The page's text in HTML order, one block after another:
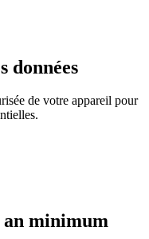
données
de votre appareil pour
minimum